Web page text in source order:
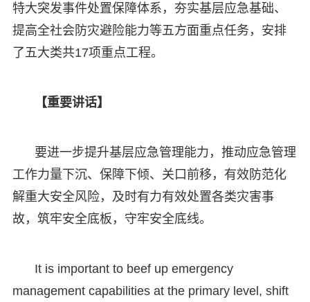
特大突发事件处置保障体系，夯实基层应急基础、
提高全社会防灾避险能力等五方面重点任务，安排
了五大类共17项重点工程。
【重要讲话】
要进一步提升基层应急管理能力，推动应急管理
工作力量下沉、保障下倾、关口前移，有效防范化
解重大安全风险，及时有力有效处置各类灾害事
故，筑牢安全底板，守牢安全底线。
It is important to beef up emergency
management capabilities at the primary level, shift